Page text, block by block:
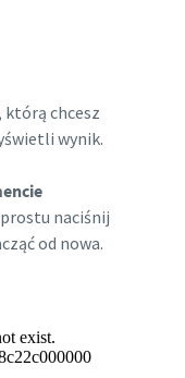
chcesz
wynik.
naciśnij
od nowa.